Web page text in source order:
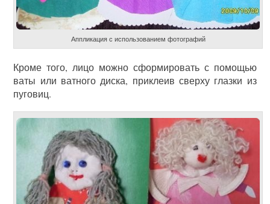
Аппликация с использованием фотографий
Кроме того, лицо можно сформировать с помощью
ваты или ватного диска, приклеив сверху глазки из
пуговиц.